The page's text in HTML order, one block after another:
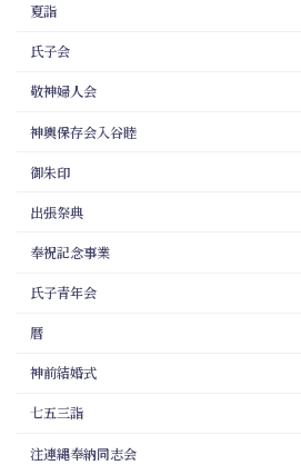
夏詣
氏子会
敬神婦人会
神輿保存会入谷睦
御朱印
出張祭典
奉祝記念事業
氏子青年会
暦
神前結婚式
七五三詣
注連縄奉納同志会